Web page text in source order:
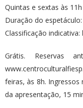
Quintas e sextas às
Duração do
Classificação indicativa:
Grátis. Reservas
feiras, às 8h.
da apresentação, 15